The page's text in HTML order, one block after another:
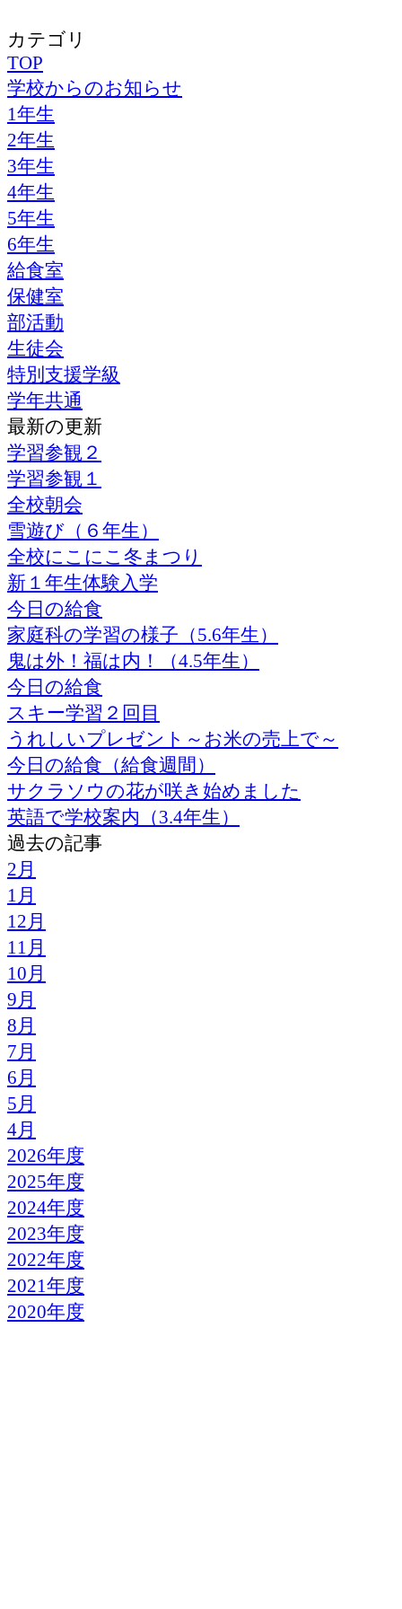
カテゴリ
TOP
学校からのお知らせ
1年生
2年生
3年生
4年生
5年生
6年生
給食室
保健室
部活動
生徒会
特別支援学級
学年共通
最新の更新
学習参観２
学習参観１
全校朝会
雪遊び（６年生）
全校にこにこ冬まつり
新１年生体験入学
今日の給食
家庭科の学習の様子（5.6年生）
鬼は外！福は内！（4.5年生）
今日の給食
スキー学習２回目
うれしいプレゼント～お米の売上で～
今日の給食（給食週間）
サクラソウの花が咲き始めました
英語で学校案内（3.4年生）
過去の記事
2月
1月
12月
11月
10月
9月
8月
7月
6月
5月
4月
2026年度
2025年度
2024年度
2023年度
2022年度
2021年度
2020年度